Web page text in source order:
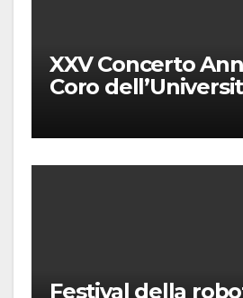
XXV Concerto
Coro
Puccini
Festival della